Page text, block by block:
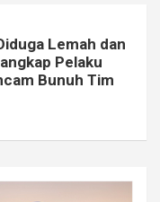
Lemah dan
Pelaku
Bunuh Tim